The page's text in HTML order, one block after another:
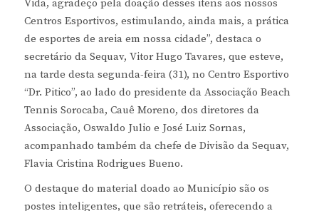
Vida, agradeço pela doação desses itens aos nossos
Centros Esportivos, estimulando, ainda mais, a prática
de esportes de areia em nossa cidade”, destaca o
secretário da Sequav, Vitor Hugo Tavares, que esteve,
na tarde desta segunda-feira (31), no Centro Esportivo
“Dr. Pitico”, ao lado do presidente da Associação Beach
Tennis Sorocaba, Cauê Moreno, dos diretores da
Associação, Oswaldo Julio e José Luiz Sornas,
acompanhado também da chefe de Divisão da Sequav,
Flavia Cristina Rodrigues Bueno.
O destaque do material doado ao Município são os
postes inteligentes, que são retráteis, oferecendo a